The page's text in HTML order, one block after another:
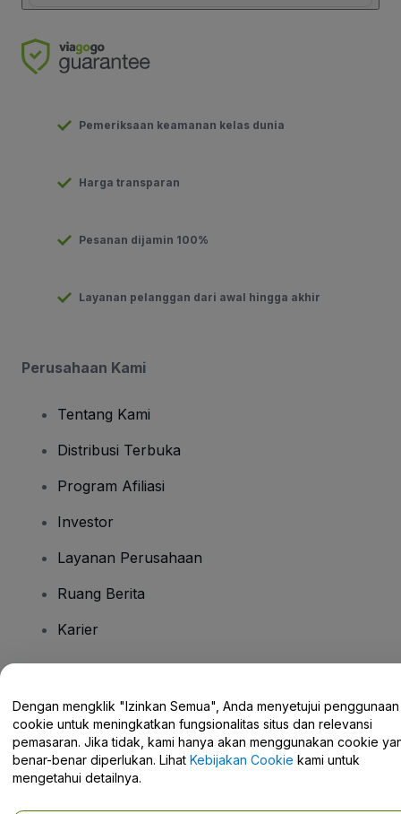
Pemeriksaan keamanan kelas dunia
Harga transparan
Pesanan dijamin 100%
Layanan pelanggan dari awal hingga akhir
Perusahaan Kami
Tentang Kami
Distribusi Terbuka
Program Afiliasi
Investor
Layanan Perusahaan
Ruang Berita
Karier
Pusat Bantuan / Hubungi Kami
Dengan mengklik "Izinkan Semua", Anda menyetujui penggunaan
cookie untuk meningkatkan fungsionalitas situs dan relevansi
pemasaran. Jika tidak, kami hanya akan menggunakan cookie
benar-benar diperlukan. Lihat Kebijakan Cookie kami untuk
mengetahui detailnya.